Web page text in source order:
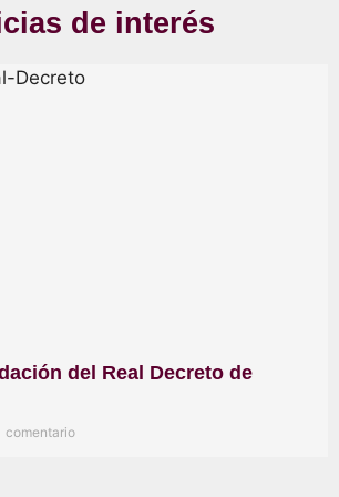
de interés
del Real Decreto de
comentario